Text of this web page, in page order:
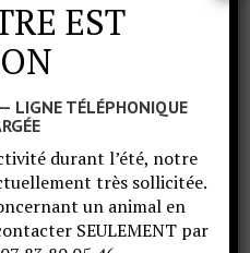
EST
LIGNE TÉLÉPHONIQUE
durant l’été, notre
très sollicitée.
un animal en
SEULEMENT par